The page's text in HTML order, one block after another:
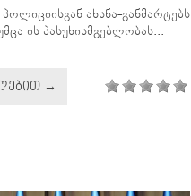
პოლიციისგან ახსნა-განმარტებს
ის პასუხისმგებლობას...
→